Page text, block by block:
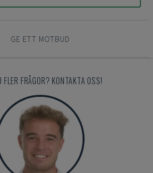
GE ETT MOTBUD
FLER FRÅGOR? KONTAKTA OSS!